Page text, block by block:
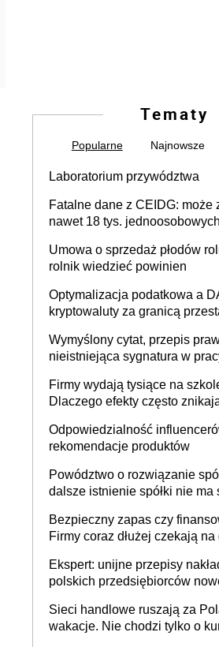
Tematy
Popularne Najnowsze
Laboratorium przywództwa
Fatalne dane z CEIDG: może
nawet 18 tys.
Umowa o sprzedaż płodów
rolnik wiedzieć powinien
Optymalizacja podatkowa a
kryptowaluty za granicą
Wymyślony cytat, przepis
nieistniejąca sygnatura w
firmie
Firmy wydają tysiące na
Dlaczego efekty często
Odpowiedzialność
rekomendacje produktów
Powództwo o rozwiązanie
dalsze istnienie spółki nie ma
Bezpieczny zapas czy
Firmy coraz dłużej czekają
Ekspert: unijne przepisy
polskich przedsiębiorców
Sieci handlowe ruszają za
wakacje. Nie chodzi tylko o